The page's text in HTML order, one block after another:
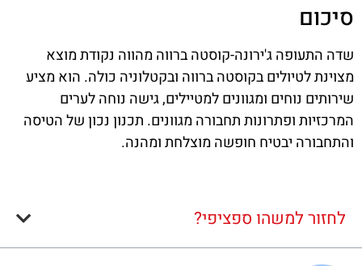
סיכום
שדה התעופה ג'ירונה-קוסטה ברווה מהווה נקודת מוצא
מצוינת לטיולים בקוסטה ברווה ובקטלוניה כולה. הוא מציע
שירותים נוחים ומגוונים למטיילים, גישה נוחה לערים
המרכזיות ופתרונות תחבורה מגוונים. תכנון נכון של הטיסה
והתחבורה יבטיח חופשה מוצלחת ומהנה.
לחזור למשהו ספציפי?